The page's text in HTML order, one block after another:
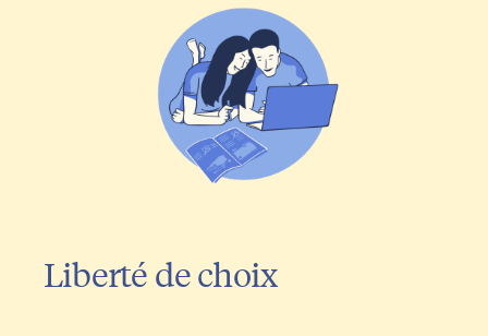
Liberté de choix